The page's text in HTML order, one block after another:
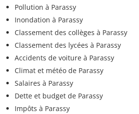
Pollution à Parassy
Inondation à Parassy
Classement des collèges à Parassy
Classement des lycées à Parassy
Accidents de voiture à Parassy
Climat et météo de Parassy
Salaires à Parassy
Dette et budget de Parassy
Impôts à Parassy